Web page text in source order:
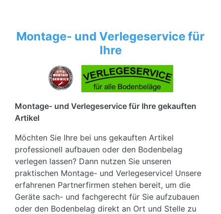
Montage- und Verlegeservice für
Ihre
Montage- und Verlegeservice für Ihre gekauften
Artikel
Möchten Sie Ihre bei uns gekauften Artikel
professionell aufbauen oder den Bodenbelag
verlegen lassen? Dann nutzen Sie unseren
praktischen Montage- und Verlegeservice! Unsere
erfahrenen Partnerfirmen stehen bereit, um die
Geräte sach- und fachgerecht für Sie aufzubauen
oder den Bodenbelag direkt an Ort und Stelle zu